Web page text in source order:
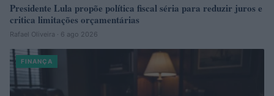
Presidente Lula propõe política fiscal séria para reduzir juros e
critica limitações orçamentárias
Rafael Oliveira · 6 ago 2026
FINANÇA